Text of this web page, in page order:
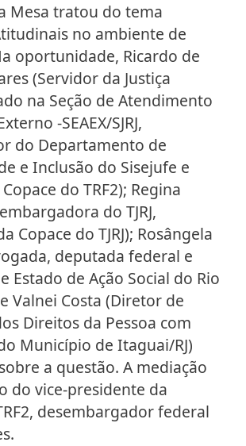
Mesa tratou do tema
no ambiente de
oportunidade, Ricardo de
(Servidor da Justiça
na Seção de Atendimento
-SEAEX/SJRJ,
do Departamento de
e Inclusão do Sisejufe e
do TRF2); Regina
do TJRJ,
Copace do TJRJ); Rosângela
deputada federal e
Estado de Ação Social do Rio
Valnei Costa (Diretor de
Direitos da Pessoa com
Município de Itaguai/RJ)
a questão. A mediação
do vice-presidente da
desembargador federal